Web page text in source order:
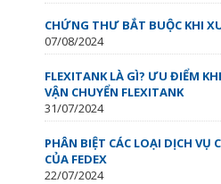
CHỨNG THƯ BẮT BUỘC KHI
07/08/2024
FLEXITANK LÀ GÌ? ƯU ĐIỂM
VẬN CHUYỂN FLEXITANK
31/07/2024
PHÂN BIỆT CÁC LOẠI DỊCH VỤ
CỦA FEDEX
22/07/2024